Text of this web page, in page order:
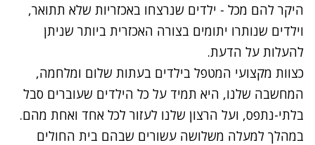
היקר להם מכל - ילדים שנרצחו באכזריות שלא תתואר,
וילדים שנותרו יתומים בצורה האכזרית ביותר שניתן
להעלות על הדעת.
כצוות מקצועי המטפל בילדים בעתות שלום ומלחמה,
המחשבה שלנו, היא תמיד על כל הילדים שעוברים סבל
בלתי-נתפס, ועל הרצון שלנו לעזור לכל אחד ואחת מהם.
במהלך למעלה משלושה עשורים שבהם בית החולים